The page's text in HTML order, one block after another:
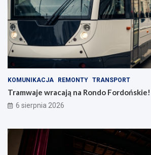
KOMUNIKACJA REMONTY TRANSPORT
Tramwaje wracają na Rondo Fordońskie!
6 sierpnia 2026